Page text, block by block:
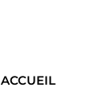
ACCUEIL